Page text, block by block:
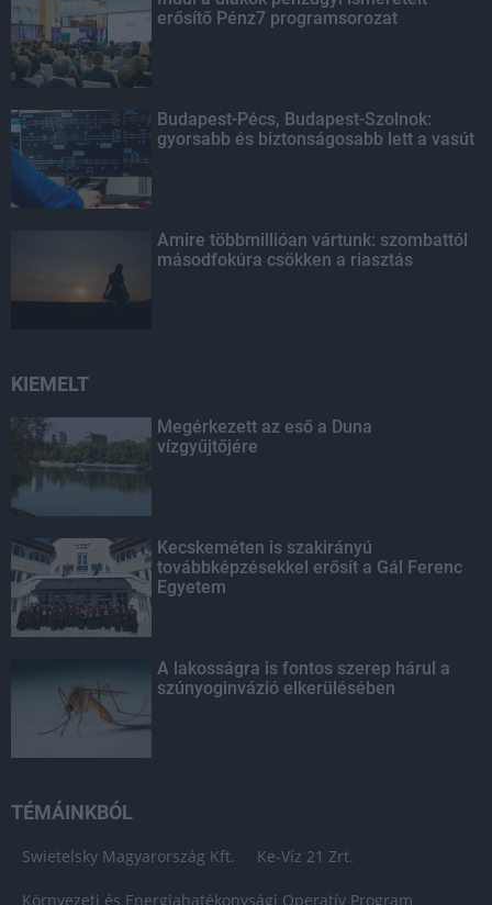
erősítő Pénz7 programsorozat
Budapest-Pécs, Budapest-Szolnok:
gyorsabb és biztonságosabb lett a vasút
Amire többmillióan vártunk: szombattól
másodfokúra csökken a riasztás
KIEMELT
Megérkezett az eső a Duna
vízgyűjtőjére
Kecskeméten is szakirányú
továbbképzésekkel erősít a Gál Ferenc
Egyetem
A lakosságra is fontos szerep hárul a
szúnyoginvázió elkerülésében
TÉMÁINKBÓL
Swietelsky Magyarország Kft. Ke-Víz 21 Zrt.
Környezeti és Energiahatékonysági Operatív Program